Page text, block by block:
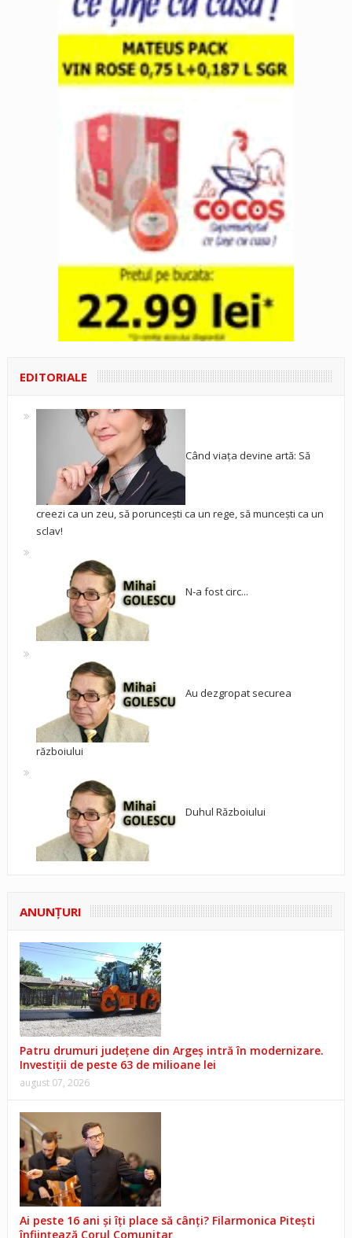
EDITORIALE
Când viața devine artă: Să
creezi ca un zeu, să poruncești ca un rege, să muncești ca un
sclav!
N-a fost circ...
Au dezgropat securea
războiului
Duhul Războiului
ANUNŢURI
Patru drumuri județene din Argeș intră în modernizare.
Investiții de peste 63 de milioane lei
august 07, 2026
Ai peste 16 ani și îți place să cânți? Filarmonica Pitești
înființează Corul Comunitar